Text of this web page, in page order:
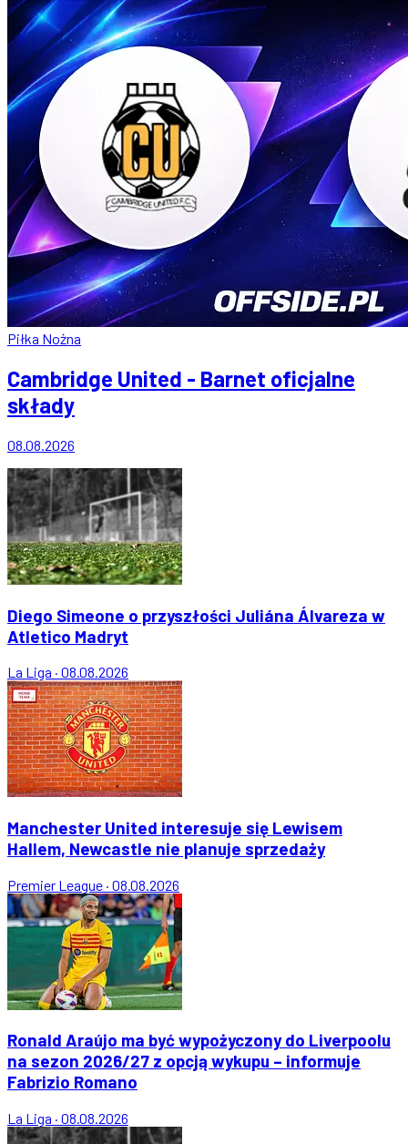
Piłka Nożna
Cambridge United - Barnet oficjalne
składy
08.08.2026
Diego Simeone o przyszłości Juliána Álvareza w
Atletico Madryt
La Liga · 08.08.2026
Manchester United interesuje się Lewisem
Hallem, Newcastle nie planuje sprzedaży
Premier League · 08.08.2026
Ronald Araújo ma być wypożyczony do Liverpoolu
na sezon 2026/27 z opcją wykupu – informuje
Fabrizio Romano
La Liga · 08.08.2026